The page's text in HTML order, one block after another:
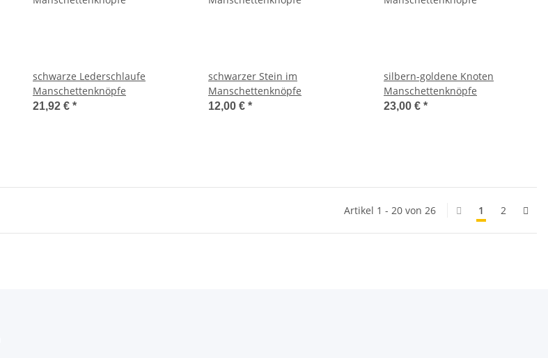
schwarze Lederschlaufe
Manschettenknöpfe
21,92 € *
schwarzer Stein im
Manschettenknöpfe
12,00 € *
silbern-goldene Knoten
Manschettenknöpfe
23,00 € *
Artikel 1 - 20 von 26 1 2